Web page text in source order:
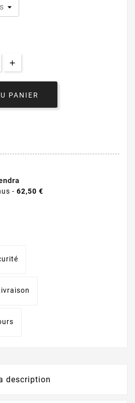
PANIER
- 62,50 €
description